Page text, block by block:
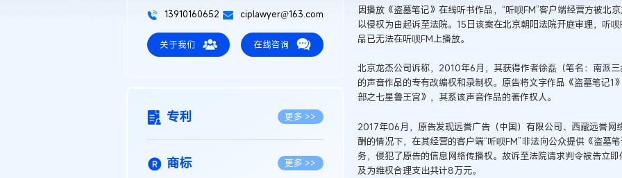
13910160652 ciplawyer@163.com
关于我们 在线咨询
专利 更多 >>
商标 更多 >>
因播放《盗墓笔记》在线听书作品，“听呗FM”客户端经营方被北
以侵权为由起诉至法院。15日该案在北京朝阳法院开庭审理，听
品已无法在听呗FM上播放。
北京龙杰公司诉称，2010年6月，其获得作者徐磊（笔名：南派
的声音作品的专有改编权和录制权。原告将文字作品《盗墓笔记1
部之七星鲁王宫》，其系该声音作品的著作权人。
2017年06月，原告发现远誉广告（中国）有限公司、西藏远誉网
酬的情况下，在其经营的客户端“听呗FM”非法向公众提供《盗墓
务，侵犯了原告的信息网络传播权。故诉至法院请求判令被告立
及为维权合理支出共计8万元。